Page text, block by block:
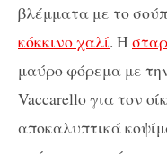
βλέμματα με το
κόκκινο χαλί. Η σταρ
μαύρο φόρεμα με
Vaccarello για τον
αποκαλυπτικά